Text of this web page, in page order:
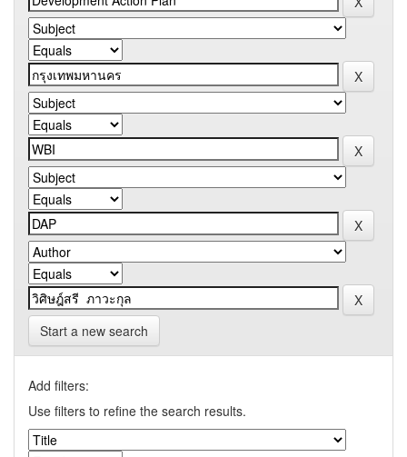
Start a new search
Add filters:
Use filters to refine the search results.